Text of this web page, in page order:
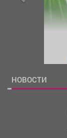
НОВОСТИ